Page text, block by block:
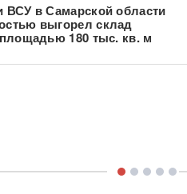
ВСУ в Самарской области
выгорел склад
180 тыс. кв. м